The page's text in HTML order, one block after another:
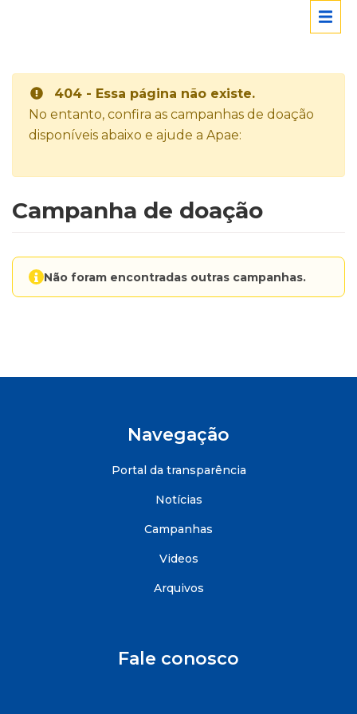
404 - Essa página não existe.
No entanto, confira as campanhas de doação
disponíveis abaixo e ajude a Apae:
Campanha de doação
Não foram encontradas outras campanhas.
Navegação
Portal da transparência
Notícias
Campanhas
Videos
Arquivos
Fale conosco